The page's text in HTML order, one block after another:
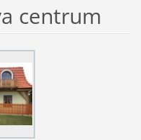
centrum